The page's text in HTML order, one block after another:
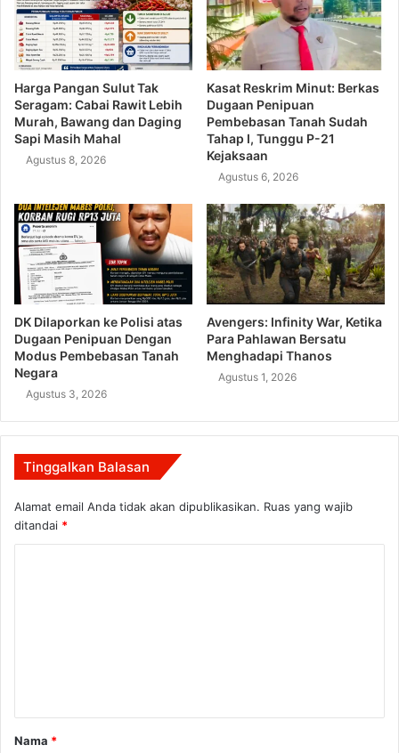
Harga Pangan Sulut Tak
Seragam: Cabai Rawit Lebih
Murah, Bawang dan Daging
Sapi Masih Mahal
Agustus 8, 2026
Kasat Reskrim Minut: Berkas
Dugaan Penipuan
Pembebasan Tanah Sudah
Tahap I, Tunggu P-21
Kejaksaan
Agustus 6, 2026
DK Dilaporkan ke Polisi atas
Dugaan Penipuan Dengan
Modus Pembebasan Tanah
Negara
Agustus 3, 2026
Avengers: Infinity War, Ketika
Para Pahlawan Bersatu
Menghadapi Thanos
Agustus 1, 2026
Tinggalkan Balasan
Alamat email Anda tidak akan dipublikasikan. Ruas yang wajib
ditandai *
a
r
Nama *